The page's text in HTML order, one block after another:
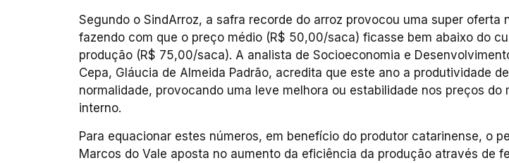
Segundo o SindArroz, a safra recorde do arroz provocou uma super oferta
fazendo com que o preço médio (R$ 50,00/saca) ficasse bem abaixo do
produção (R$ 75,00/saca). A analista de Socioeconomia e
Cepa, Gláucia de Almeida Padrão, acredita que este ano a produtividade
normalidade, provocando uma leve melhora ou estabilidade nos preços do
interno.
Para equacionar estes números, em benefício do produtor catarinense, o
Marcos do Vale aposta no aumento da eficiência da produção através de